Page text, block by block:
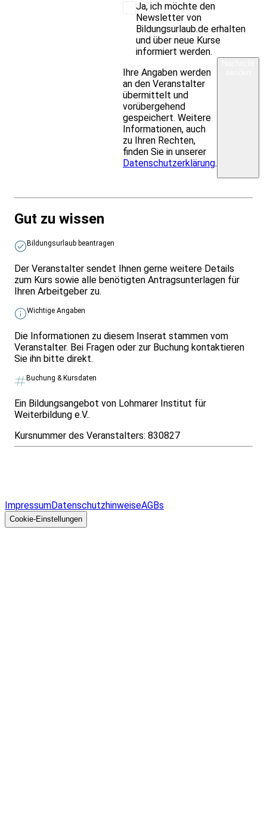
Ja, ich möchte den
Newsletter von
Bildungsurlaub.de erhalten
und über neue Kurse
informiert werden.
Ihre Angaben werden
an den Veranstalter
übermittelt und
vorübergehend
gespeichert. Weitere
Informationen, auch
zu Ihren Rechten,
finden Sie in unserer
Datenschutzerklärung.
Gut zu wissen
Bildungsurlaub beantragen
Der Veranstalter sendet Ihnen gerne weitere Details
zum Kurs sowie alle benötigten Antragsunterlagen für
Ihren Arbeitgeber zu.
Wichtige Angaben
Die Informationen zu diesem Inserat stammen vom
Veranstalter. Bei Fragen oder zur Buchung kontaktieren
Sie ihn bitte direkt.
Buchung & Kursdaten
Ein Bildungsangebot von Lohmarer Institut für
Weiterbildung e.V..
Kursnummer des Veranstalters: 830827
ImpressumDatenschutzhinweiseAGBs
Cookie-Einstellungen